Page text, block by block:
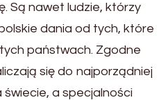
Są nawet ludzie, którzy
dania od tych, które
państwach. Zgodne
się do najporządniej
a specjalności